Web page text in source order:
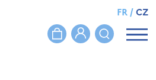
FR/CZ